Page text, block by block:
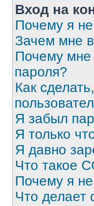
Вход на
Почему я
Зачем мне
Почему мне
пароля?
Как
Я забыл
Я только
Я давно
Что такое
Почему я не
Что делает